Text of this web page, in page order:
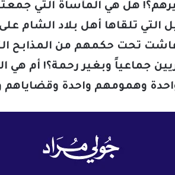
هل هي المأساة التي
تلقاها أهل بلاد الشام على
عاشت تحت حكمهم من المذابح
جماعياً وبغير رحمة؟! أم هي
وهمومهم واحدة وقضاياهم